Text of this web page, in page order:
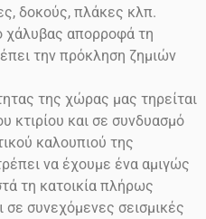
δοκούς, πλάκες κλπ.
χάλυβας απορροφά τη
την πρόκληση ζημιών
της χώρας μας τηρείται
κτιρίου και σε συνδυασμό
καλουπιού της
να έχουμε ένα αμιγώς
τη κατοικία πλήρως
σε συνεχόμενες σεισμικές